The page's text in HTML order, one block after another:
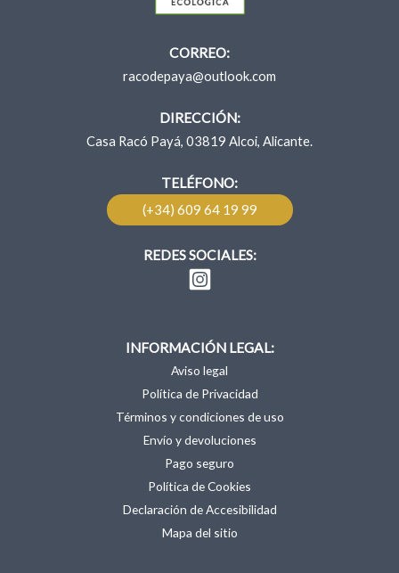
CORREO:
racodepaya@outlook.com
DIRECCIÓN:
Casa Racó Payá, 03819 Alcoi, Alicante.
TELÉFONO:
(+34) 609 64 19 99
REDES SOCIALES:
INFORMACIÓN LEGAL:
Aviso legal
Política de Privacidad
Términos y condiciones de uso
Envío y devoluciones
Pago seguro
Política de Cookies
Declaración de Accesibilidad
Mapa del sitio